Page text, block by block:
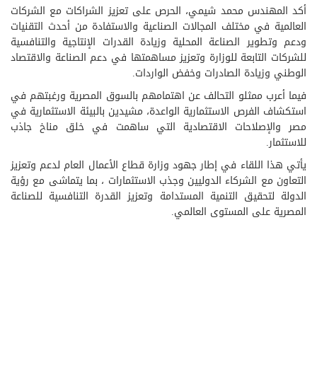
أكد المهندس محمد شيمي، الحرص على تعزيز الشراكات مع الشركات
العالمية في مختلف المجالات الصناعية والاستفادة من أحدث التقنيات
ودعم وتطوير الصناعة المحلية وزيادة القدرات الإنتاجية والتنافسية
للشركات التابعة للوزارة وتعزيز مساهمتها في دعم الصناعة والاقتصاد
الوطني وزيادة الصادرات وخفض الواردات.
فيما أعرب ممثلو التحالف عن اهتمامهم بالسوق المصرية ورغبتهم في
استكشاف الفرص الاستثمارية الواعدة، مشيدين بالبيئة الاستثمارية في
مصر والإصلاحات الاقتصادية التي ساهمت في خلق مناخ جاذب
للاستثمار.
يأتي هذا اللقاء في إطار جهود وزارة قطاع الأعمال العام لدعم وتعزيز
التعاون مع الشركاء الدوليين وجذب الاستثمارات ، بما يتماشى مع رؤية
الدولة لتحقيق التنمية المستدامة وتعزيز القدرة التنافسية للصناعة
المصرية على المستوى العالمي.